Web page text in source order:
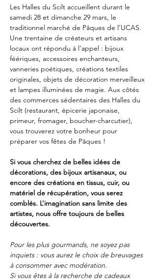
Les Halles du Scilt accueillent durant le
samedi 28 et dimanche 29 mars, le
traditionnel marché de Pâques de l’UCAS.
Une trentaine de créateurs et artisans
locaux ont répondu à l’appel : bijoux
féériques, accessoires enchanteurs,
vanneries poétiques, créations textiles
originales, objets de décoration merveilleux
et lampes illuminées de magie. Aux côtés
des commerces sédentaires des Halles du
Scilt (restaurant, épicerie japonaise,
primeur, fromager, boucher-charcutier),
vous trouverez votre bonheur pour
préparer vos fêtes de Pâques !
Si vous cherchez de belles idées de
décorations, des bijoux artisanaux, ou
encore des créations en tissus, cuir, ou
matériel de récupération, vous serez
comblés. L’imagination sans limite des
artistes, nous offre toujours de belles
découvertes.
Pour les plus gourmands, ne soyez pas
inquiets : vous aurez le choix de breuvages
à consommer avec modération.
Si vous êtes à la recherche de cadeaux